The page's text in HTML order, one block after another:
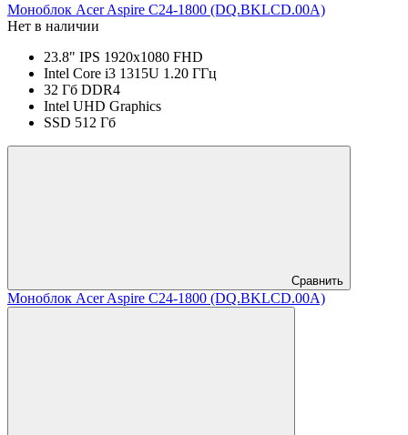
Моноблок Acer Aspire C24-1800 (DQ.BKLCD.00A)
Нет в наличии
23.8" IPS 1920x1080 FHD
Intel Core i3 1315U 1.20 ГГц
32 Гб DDR4
Intel UHD Graphics
SSD 512 Гб
Сравнить
Моноблок Acer Aspire C24-1800 (DQ.BKLCD.00A)